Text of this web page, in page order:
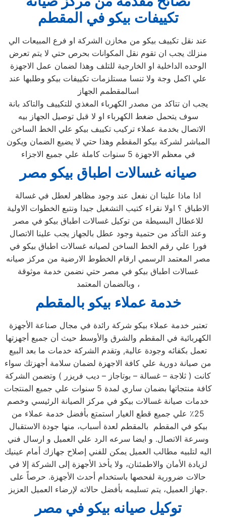
تكييفات بيكو في المقطم
عند نقل تكييف بيكو من مخازن الشركة او فرع المبيعات الي
منزلك يجب ان تقوم نقل المكوانات بحرص حتي لا يتم تعرض
الوحده الداخلية او الخارجية للتلف وهذا لضمان عمل الاجهزة
علي اكمل وجة ولا تنسا مستلزمات تكييفات بيكو وطلبها عند
اسالمقطمم الجهاز
يجب ان تتاكد من مصدر الكهرباء المغذي للتكييف والتاكد بانة
سوف يتحمل ضغط الكهرباء او لا قبل توصيل الجهاز بيه
الاتصال بخدمة عملاء تركيب تكييف بيكو علي الخط الساخن
المباشر لشركة بيكو المقطم وهذا حتي لا يضيع الضمان ويكون
في معظم الاجهزة 5 سنوات كاملة علي جميع الاجزاء
صيانه غسالات اطباق بيكو مصر
اذا ماذا علينا ان نفعل عند وجود مظاهر لعطل في غسالة
الاطباق ؟ اولا نقراء كتيب التشغيل جيدا ونتبع الخطوات الاولية
للاعطال البسيطة من توكيل غسالات اطباق بيكو في مصر
وعند التأكد من حتمية وجود عطل بالجهاز يجب علينا الاتصال
فورا علي رقم الخط الساخن لصيانه غسالات اطباق بيكو في
مصر المعتمد الرسمي ارقام الخطوط الارضية من مركز صيانه
غسالات اطباق بيكو في مصر حتي نضمن خدمة موثوقة
وبالضمان المعتمد ،
خدمة عملاء بيكو بالمقطم
تعتبر خدمة عملاء بيكو شركة رائدة في مجال صناعة الأجهزة
الكهربائية في المقطم والشرق والأوسط حيث أن جميع أجهزتها
تعمل بكفائه وجودة عالية, وتقدم الشركة خدمات ما بعد البيع
من صيانة دورية علي كافة الاجهزة لضمان سلامة أجهزتك سواء
كانت ( ثلاجة – غسالة – بوتاجاز – ديب فريزر ) وتضمن الشركة
كافة منتجاتها بضمان ساري لمدة 5 سنوات علي جميع المنتجات
خدمات صيانة غسالات بيكو في مركز الصيانة الرئيسي وخصم
25٪ علي جميع قطع الغيار استمتع بأفضل خدمة عملاء من
بيكو في المقطم بالمقطم لعدة أسباب، منها جودة الاستقبال
وسرعة الاتصال. و ايضا سرعه الرد علي العميل و ارسال فني
اليه لتلبيه مطالب العميل يمكن للفني إصلاح جهازك أمام عينيك
لزيادة الأمان والاطمئنان، ولا يأخذ الأجهزة إلى الشركة إلا في
حالات ضرورية لفحصها باستخدام أحدث الأجهزة. حرصاً على
جهاز العميل، يتم تسليمه بأفضل حالاته لإرضاء العميل العزيز.
توكيل صيانه بيكو في مصر